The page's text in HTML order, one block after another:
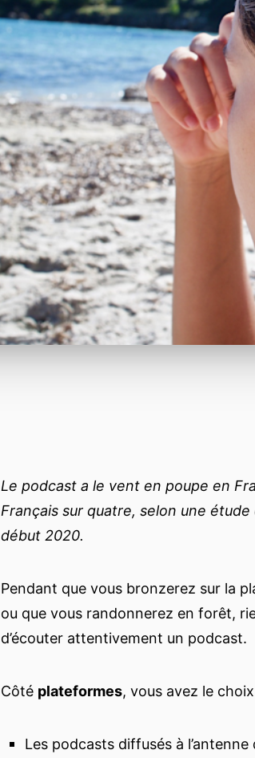
Le podcast a le vent en poupe en
Français sur quatre, selon une
début 2020.
Pendant que vous bronzerez sur la
ou que vous randonnerez en forêt,
d’écouter attentivement un podcast.
Côté plateformes, vous avez le
Les podcasts diffusés à